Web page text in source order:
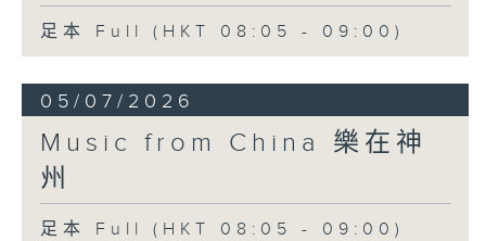
足本 Full (HKT 08:05 - 09:00)
05/07/2026
Music from China 樂在神
州
足本 Full (HKT 08:05 - 09:00)